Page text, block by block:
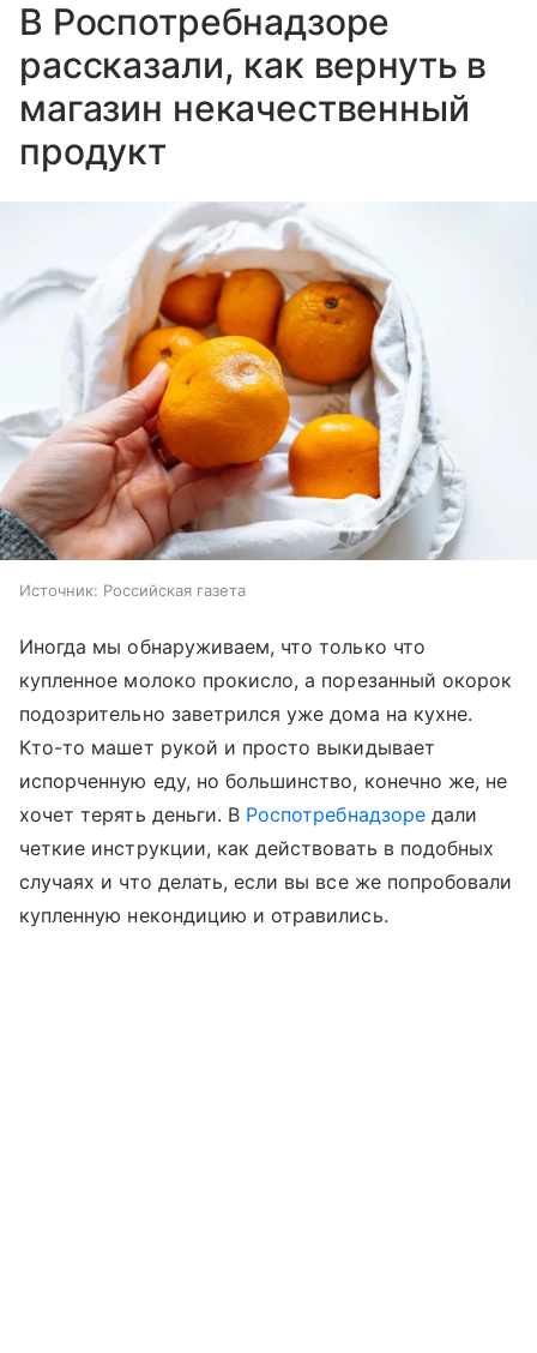
В Роспотребнадзоре
рассказали, как вернуть в
магазин некачественный
продукт
Источник: Российская газета
Иногда мы обнаруживаем, что только что
купленное молоко прокисло, а порезанный окорок
подозрительно заветрился уже дома на кухне.
Кто-то машет рукой и просто выкидывает
испорченную еду, но большинство, конечно же, не
хочет терять деньги. В Роспотребнадзоредали
четкие инструкции, как действовать в подобных
случаях и что делать, если вы все же попробовали
купленную некондицию и отравились.